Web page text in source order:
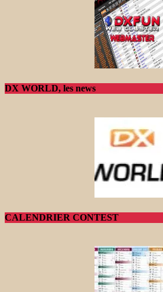
DX WORLD, les news
CALENDRIER CONTEST